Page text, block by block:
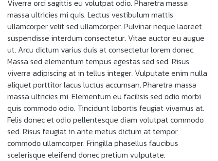
Viverra orci sagittis eu volutpat odio. Pharetra massa
massa ultricies mi quis. Lectus vestibulum mattis
ullamcorper velit sed ullamcorper. Pulvinar neque laoreet
suspendisse interdum consectetur. Vitae auctor eu augue
ut. Arcu dictum varius duis at consectetur lorem donec.
Massa sed elementum tempus egestas sed sed. Risus
viverra adipiscing at in tellus integer. Vulputate enim nulla
aliquet porttitor lacus luctus accumsan. Pharetra massa
massa ultricies mi. Elementum eu facilisis sed odio morbi
quis commodo odio. Tincidunt lobortis feugiat vivamus at.
Felis donec et odio pellentesque diam volutpat commodo
sed. Risus feugiat in ante metus dictum at tempor
commodo ullamcorper. Fringilla phasellus faucibus
scelerisque eleifend donec pretium vulputate.